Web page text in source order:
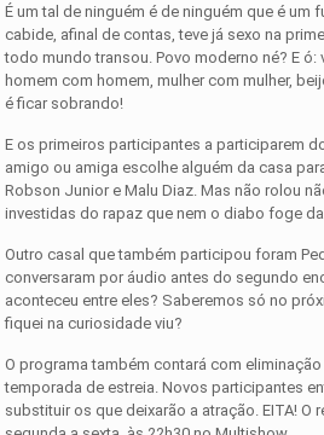
É um tal de ninguém é de ninguém que é um
cabide, afinal de contas, teve já sexo na
todo mundo transou. Povo moderno né? E ó:
homem com homem, mulher com mulher,
é ficar sobrando!
E os primeiros participantes a participarem
amigo ou amiga escolhe alguém da casa
Robson Junior e Malu Diaz. Mas não rolou
investidas do rapaz que nem o diabo foge da
Outro casal que também participou foram
conversaram por áudio antes do segundo
aconteceu entre eles? Saberemos só no
fiquei na curiosidade viu?
O programa também contará com
temporada de estreia. Novos participantes
substituir os que deixarão a atração. EITA! O